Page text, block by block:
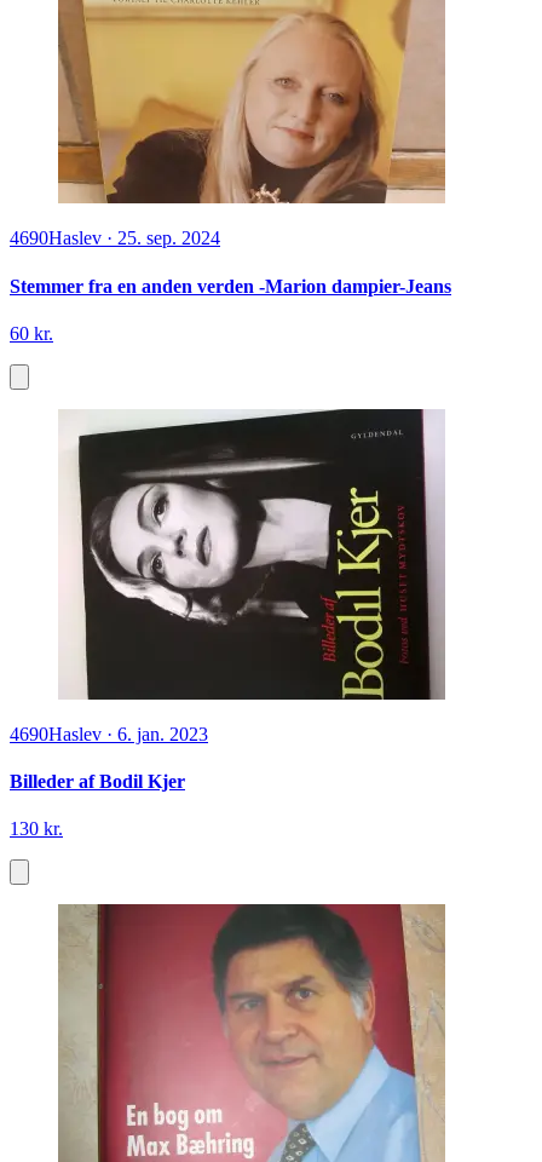
4690Haslev · 25. sep. 2024
Stemmer fra en anden verden -Marion dampier-Jeans
60 kr.
4690Haslev · 6. jan. 2023
Billeder af Bodil Kjer
130 kr.